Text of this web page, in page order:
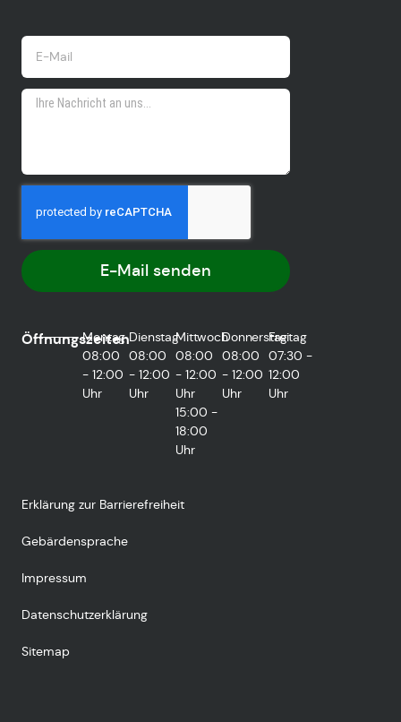
E-Mail senden
Öffnungszeiten
Montag
08:00
- 12:00
Uhr
Dienstag
08:00
- 12:00
Uhr
Mittwoch
08:00
- 12:00
Uhr
15:00 -
18:00
Uhr
Donnerstag
08:00
- 12:00
Uhr
Freitag
07:30 -
12:00
Uhr
Erklärung zur Barrierefreiheit
Gebärdensprache
Impressum
Datenschutzerklärung
Sitemap